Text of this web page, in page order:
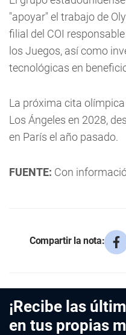
"apoyar" el trabajo de
filial del COI
los Juegos, así como
tecnológicas en
La próxima cita
Los Ángeles en 2028,
en París el año pasado.
FUENTE: Con
Compartir la nota:
¡Recibe las
en tus propias